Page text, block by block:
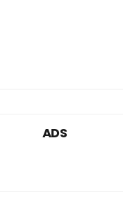
ADS